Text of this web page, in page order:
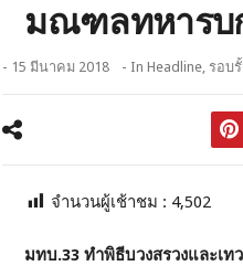
มณฑลทหารบ
- 15 มีนาคม 2018 - InHeadline, รอบ
จำนวนผู้เช้าชม : 4,502
มทบ.33 ทำพิธีบวงสรวงและเ